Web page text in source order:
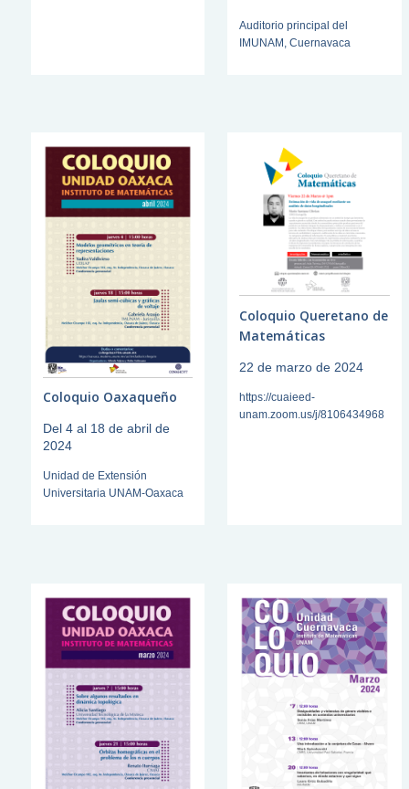
Auditorio principal del
IMUNAM, Cuernavaca
Coloquio Oaxaqueño
Del 4 al 18 de abril de
2024
Unidad de Extensión
Universitaria UNAM-Oaxaca
Coloquio Queretano de
Matemáticas
22 de marzo de 2024
https://cuaieed-
unam.zoom.us/j/8106434968